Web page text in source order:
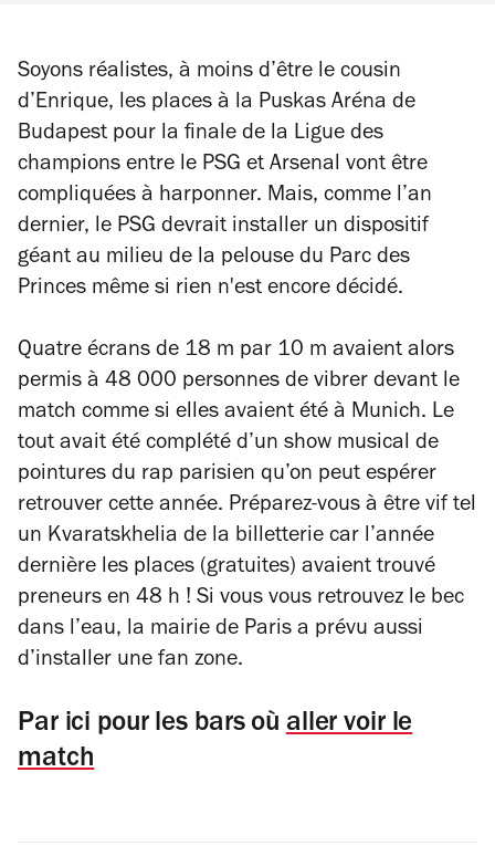
Soyons réalistes, à moins d’être le cousin
d’Enrique, les places à la Puskas Aréna de
Budapest pour la finale de la Ligue des
champions entre le PSG et Arsenal vont être
compliquées à harponner. Mais, comme l’an
dernier, le PSG devrait installer un dispositif
géant au milieu de la pelouse du Parc des
Princes même si rien n'est encore décidé.
Quatre écrans de 18 m par 10 m avaient alors
permis à 48 000 personnes de vibrer devant le
match comme si elles avaient été à Munich. Le
tout avait été complété d’un show musical de
pointures du rap parisien qu’on peut espérer
retrouver cette année. Préparez-vous à être vif tel
un Kvaratskhelia de la billetterie car l’année
dernière les places (gratuites) avaient trouvé
preneurs en 48 h ! Si vous vous retrouvez le bec
dans l’eau, la mairie de Paris a prévu aussi
d’installer une fan zone.
Par ici pour les bars oùaller voir le
match